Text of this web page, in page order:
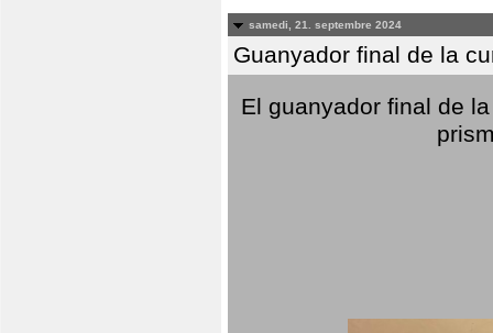
samedi, 21. septembre 2024
Guanyador final de la
El guanyador final de